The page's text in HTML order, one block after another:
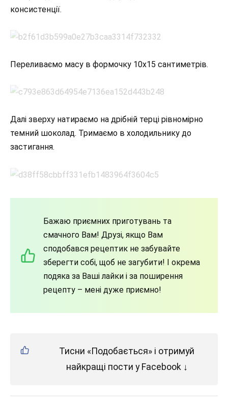
консистенції.
Переливаємо масу в формочку 10х15 сантиметрів.
Далі зверху натираємо на дрібній терці рівномірно
темний шоколад. Тримаємо в холодильнику до
застигання.
Бажаю приємних приготувань та
смачного Вам! Друзі, якщо Вам
сподобався рецептик не забувайте
зберегти собі, щоб не загубити! І окрема
подяка за Ваші лайки і за поширення
рецепту – мені дуже приємно!
Тисни «Подобається» і отримуй
найкращі пости у Facebook ↓